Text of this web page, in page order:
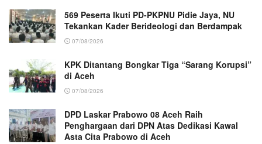
569 Peserta Ikuti PD-PKPNU Pidie Jaya, NU
Tekankan Kader Berideologi dan Berdampak
07/08/2026
KPK Ditantang Bongkar Tiga “Sarang Korupsi”
di Aceh
07/08/2026
DPD Laskar Prabowo 08 Aceh Raih
Penghargaan dari DPN Atas Dedikasi Kawal
Asta Cita Prabowo di Aceh